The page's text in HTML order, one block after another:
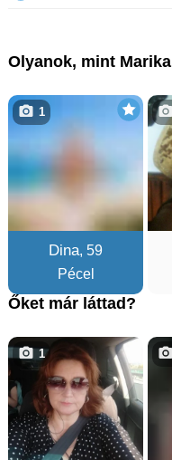
Olyanok, mint Marika
Dina, 59
Pécel
1
Őket már láttad?
1